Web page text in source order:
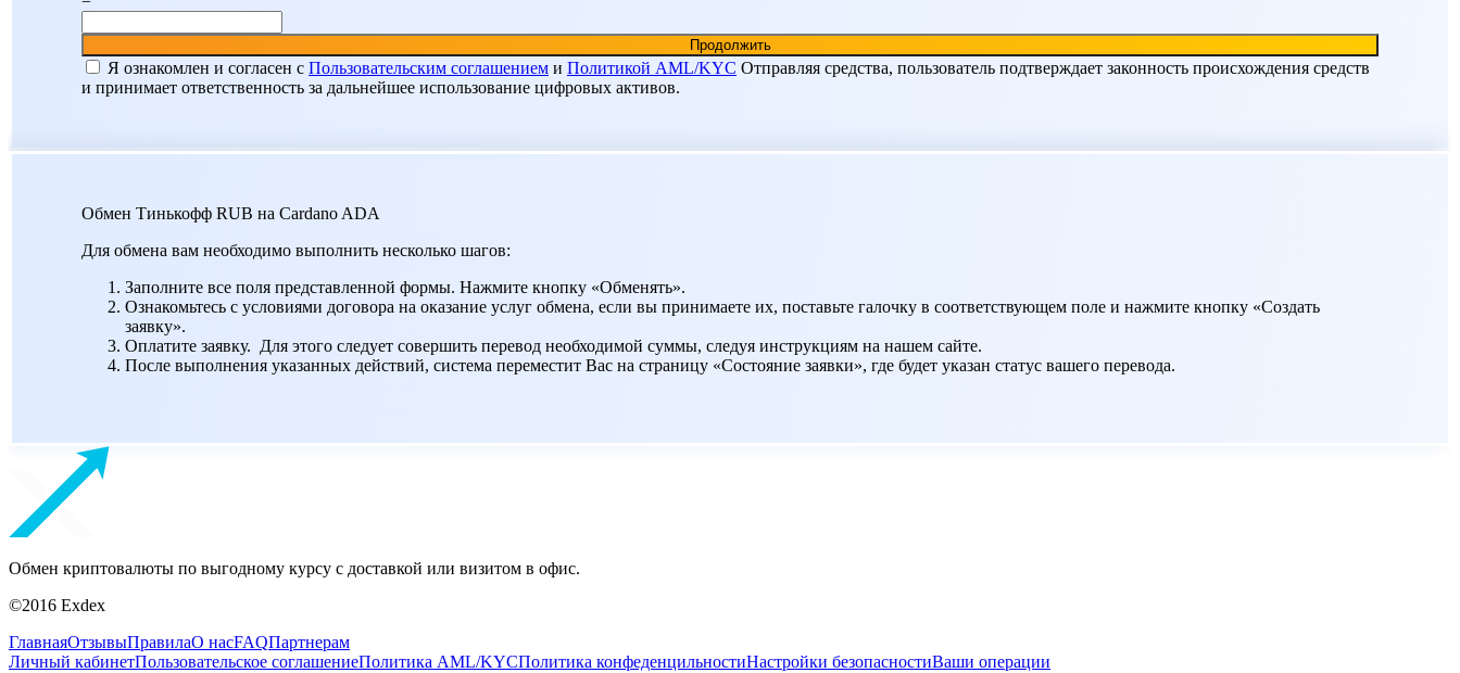
Я ознакомлен и согласен c Пользовательским соглашением и Политикой AML/KYC Отправляя средства, пользователь подтверждает законность происхождения средств
и принимает ответственность за дальнейшее использование цифровых активов.
Обмен Тинькофф RUB на Cardano ADA
Для обмена вам необходимо выполнить несколько шагов:
Заполните все поля представленной формы. Нажмите кнопку «Обменять».
Ознакомьтесь с условиями договора на оказание услуг обмена, если вы принимаете их, поставьте галочку в соответствующем поле и нажмите кнопку «Создать
заявку».
Оплатите заявку. Для этого следует совершить перевод необходимой суммы, следуя инструкциям на нашем сайте.
После выполнения указанных действий, система переместит Вас на страницу «Состояние заявки», где будет указан статус вашего перевода.
Обмен криптовалюты по выгодному курсу с доставкой или визитом в офис.
©2016 Exdex
ГлавнаяОтзывыПравилаО насFAQПартнерам
Личный кабинетПользовательское соглашениеПолитика AML/KYCПолитика конфеденцильностиНастройки безопасностиВаши операции